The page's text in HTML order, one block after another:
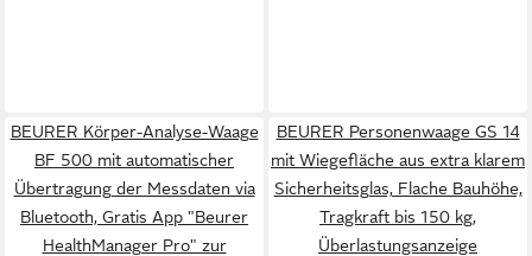
BEURER Körper-Analyse-Waage
BF 500 mit automatischer
Übertragung der Messdaten via
Bluetooth, Gratis App "Beurer
HealthManager Pro" zur
BEURER Personenwaage GS 14
mit Wiegefläche aus extra klarem
Sicherheitsglas, Flache Bauhöhe,
Tragkraft bis 150 kg,
Überlastungsanzeige